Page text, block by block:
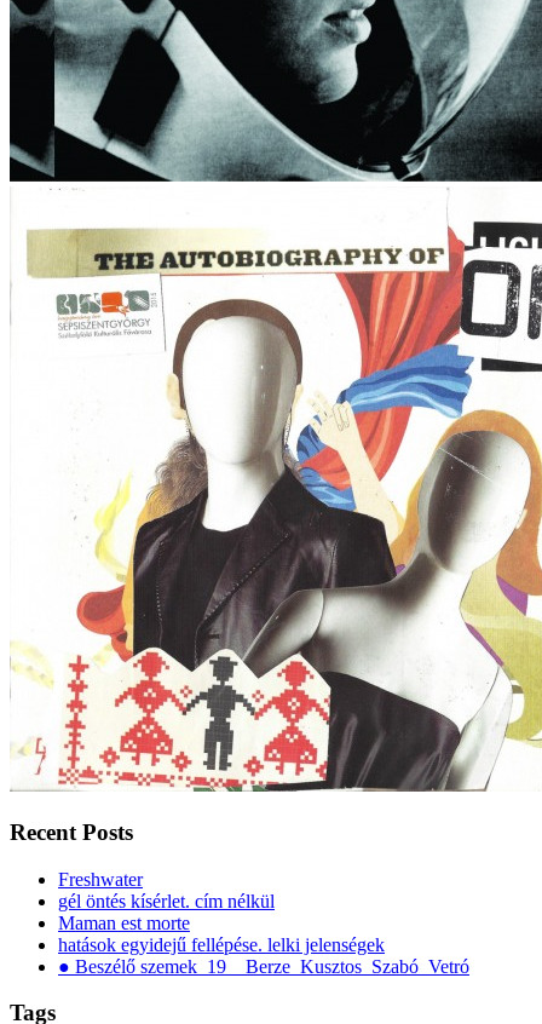
Recent Posts
Freshwater
gél öntés kísérlet. cím nélkül
Maman est morte
hatások egyidejű fellépése. lelki jelenségek
● Beszélő szemek_19__Berze_Kusztos_Szabó_Vetró
Tags